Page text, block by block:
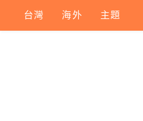
content
台灣 海外 主題